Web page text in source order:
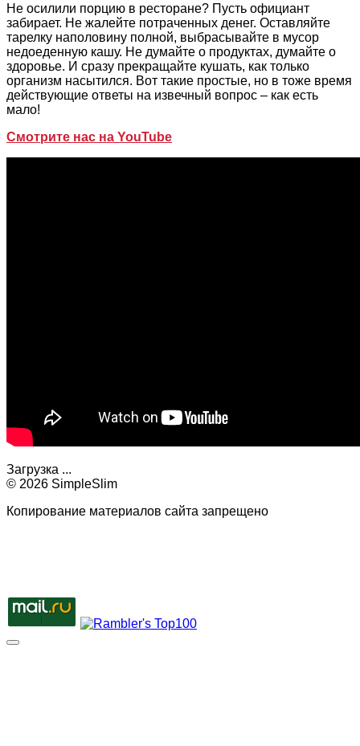
Не осилили порцию в ресторане? Пусть официант
забирает. Не жалейте потраченных денег. Оставляйте
тарелку наполовину полной, выбрасывайте в мусор
недоеденную кашу. Не думайте о продуктах, думайте о
здоровье. И сразу прекращайте кушать, как только
организм насытился. Вот такие простые, но в тоже время
действующие ответы на извечный вопрос – как есть
мало!
Смотрите нас на YouTube
Загрузка ...
© 2026 SimpleSlim
Копирование материалов сайта запрещено